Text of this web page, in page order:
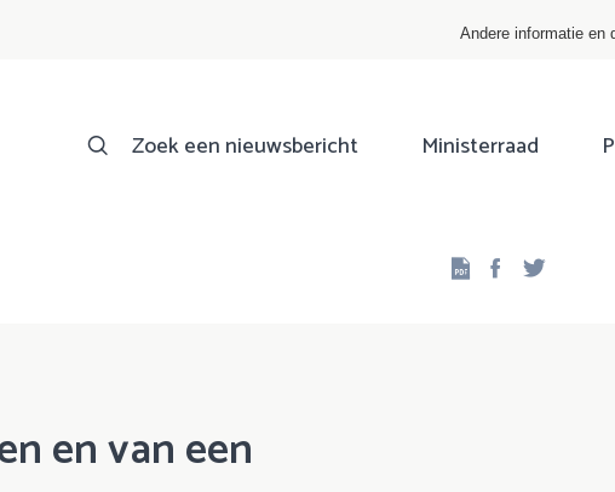
Andere informatie en
Zoek een nieuwsbericht Ministerraad
Facebook
en van een